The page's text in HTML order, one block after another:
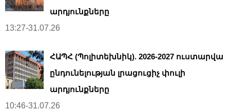
արդյունքները
13:27-31.07.26
ՀԱՊՀ (Պոլիտեխնիկ). 2026-2027 ուստարվա
ընդունելության լրացուցիչ փուլի
արդյունքները
10:46-31.07.26